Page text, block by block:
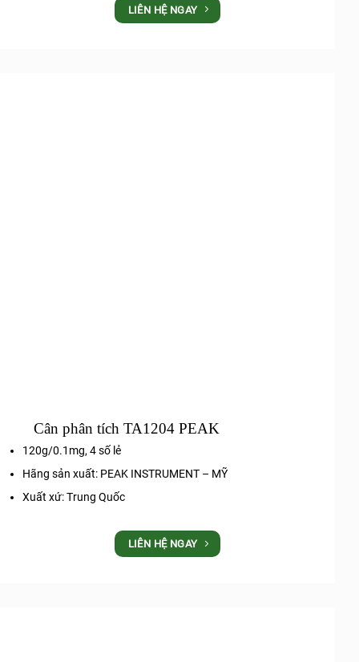
LIÊN HỆ NGAY
Cân phân tích TA1204 PEAK
120g/0.1mg, 4 số lẻ
Hãng sản xuất: PEAK INSTRUMENT – MỸ
Xuất xứ: Trung Quốc
LIÊN HỆ NGAY